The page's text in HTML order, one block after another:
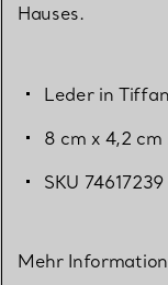
Hauses.
Leder in
8 cm x 4,2 cm
SKU 74617239
Mehr